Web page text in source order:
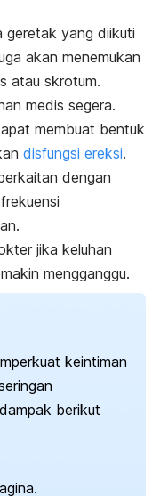
geretak yang diikuti
akan menemukan
atau skrotum.
medis segera.
membuat bentuk
disfungsi ereksi.
dengan
jika keluhan
mengganggu.
keintiman
berikut